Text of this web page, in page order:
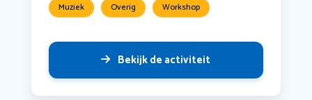
Muziek Overig Workshop
Bekijk de activiteit